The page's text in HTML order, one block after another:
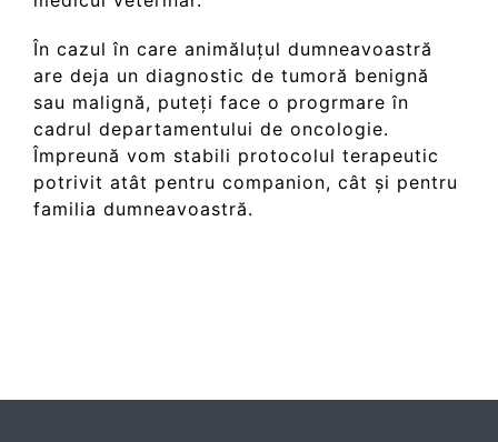
În cazul în care animăluțul dumneavoastră
are deja un diagnostic de tumoră benignă
sau malignă, puteți face o progrmare în
cadrul departamentului de oncologie.
Împreună vom stabili protocolul terapeutic
potrivit atât pentru companion, cât și pentru
familia dumneavoastră.